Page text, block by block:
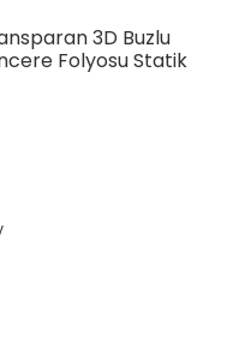
3D Buzlu
Folyosu Statik